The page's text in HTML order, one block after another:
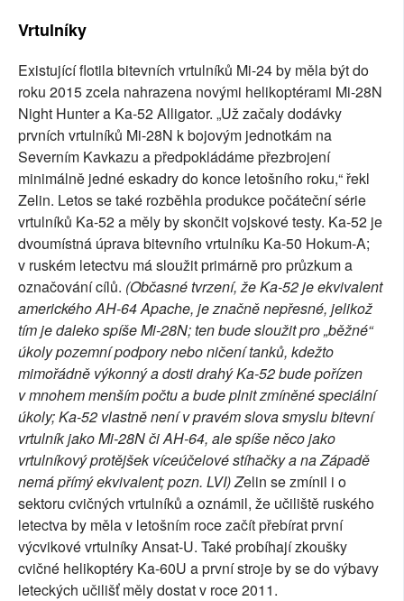
Vrtulníky
Existující flotila bitevních vrtulníků Mi-24 by měla být do
roku 2015 zcela nahrazena novými helikoptérami Mi-28N
Night Hunter a Ka-52 Alligator. „Už začaly dodávky
prvních vrtulníků Mi-28N k bojovým jednotkám na
Severním Kavkazu a předpokládáme přezbrojení
minimálně jedné eskadry do konce letošního roku,“ řekl
Zelin. Letos se také rozběhla produkce počáteční série
vrtulníků Ka-52 a měly by skončit vojskové testy. Ka-52 je
dvoumístná úprava bitevního vrtulníku Ka-50 Hokum-A;
v ruském letectvu má sloužit primárně pro průzkum a
označování cílů. (Občasné tvrzení, že Ka-52 je ekvivalent
amerického AH-64 Apache, je značně nepřesné, jelikož
tím je daleko spíše Mi-28N; ten bude sloužit pro „běžné“
úkoly pozemní podpory nebo ničení tanků, kdežto
mimořádně výkonný a dosti drahý Ka-52 bude pořízen
v mnohem menším počtu a bude plnit zmíněné speciální
úkoly; Ka-52 vlastně není v pravém slova smyslu bitevní
vrtulník jako Mi-28N či AH-64, ale spíše něco jako
vrtulníkový protějšek víceúčelové stíhačky a na Západě
nemá přímý ekvivalent; pozn. LVI) Zelin se zmínil i o
sektoru cvičných vrtulníků a oznámil, že učiliště ruského
letectva by měla v letošním roce začít přebírat první
výcvikové vrtulníky Ansat-U. Také probíhají zkoušky
cvičné helikoptéry Ka-60U a první stroje by se do výbavy
leteckých učilišť měly dostat v roce 2011.